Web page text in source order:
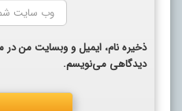
ذخیره نام، ایمیل و وبسایت من در
دیدگاهی می‌نویسم.